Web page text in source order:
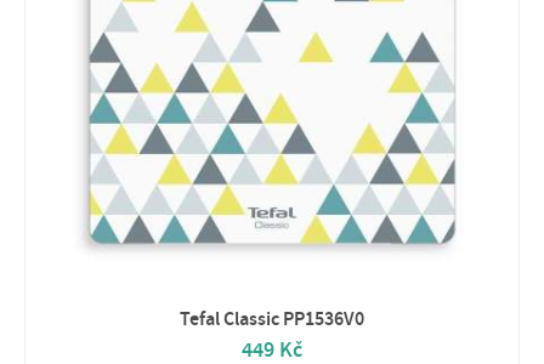
Tefal Classic PP1536V0
449 Kč